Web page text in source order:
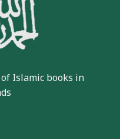
Islamic books in